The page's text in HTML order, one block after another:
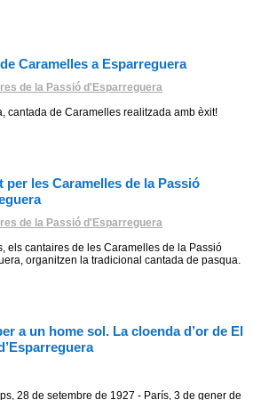
Caramelles a Esparreguera
de la Passió d'Esparreguera
cantada de Caramelles realitzada amb èxit!
per les Caramelles de la Passió
de la Passió d'Esparreguera
els cantaires de les Caramelles de la Passió
organitzen la tradicional cantada de pasqua.
a un home sol. La cloenda d’or de El
28 de setembre de 1927 - París, 3 de gener de